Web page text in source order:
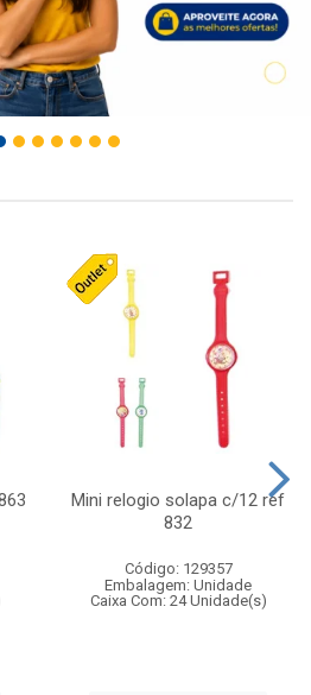
Mini relogio solapa c/12 ref
832
Código: 129357
Embalagem: Unidade
Caixa Com: 24 Unidade(s)